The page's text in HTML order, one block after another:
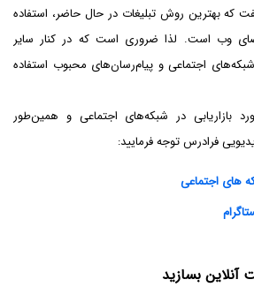
که بهترین روش تبلیغات در حال حاضر، استفاده
وب است. لذا ضروری است که در کنار سایر
اجتماعی و پیام‌رسان‌های محبوب استفاده
بازاریابی در شبکه‌های اجتماعی و همین‌طور
فرادرس توجه فرمایید:
های اجتماعی
آنلاین بسازید